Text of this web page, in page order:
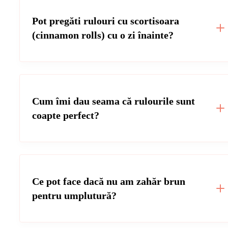
Pot pregăti rulouri cu scortisoara
(cinnamon rolls) cu o zi înainte?
Cum îmi dau seama că rulourile sunt
coapte perfect?
Ce pot face dacă nu am zahăr brun
pentru umplutură?